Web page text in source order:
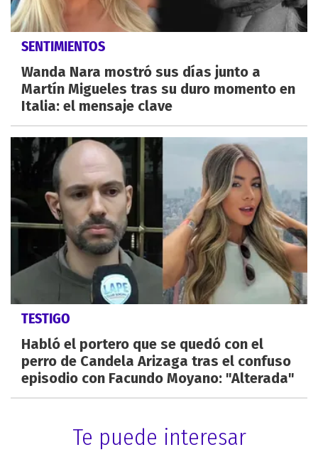
SENTIMIENTOS
Wanda Nara mostró sus días junto a
Martín Migueles tras su duro momento en
Italia: el mensaje clave
TESTIGO
Habló el portero que se quedó con el
perro de Candela Arizaga tras el confuso
episodio con Facundo Moyano: "Alterada"
Te puede interesar